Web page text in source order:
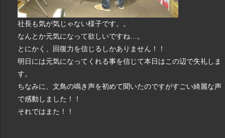
社長も気が気じゃない様子です。。
なんとか元気になって欲しいですね…。
とにかく、回復力を信じるしかありません！！
明日には元気になってくれる事を信じて本日はこの辺で失礼しま
す。
ちなみに、文鳥の鳴き声を初めて聞いたのですがすごい綺麗な声
で感動しました！！
それではまた！！